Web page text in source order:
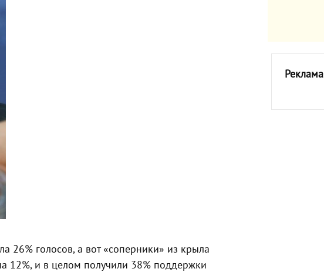
26% голосов, а вот «соперники» из крыла
12%, и в целом получили 38% поддержки
Реклама